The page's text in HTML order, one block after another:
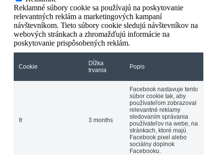
Reklamné súbory cookie sa používajú na poskytovanie
relevantných reklám a marketingových kampaní
návštevníkom. Tieto súbory cookie sledujú návštevníkov na
webových stránkach a zhromažďujú informácie na
poskytovanie prispôsobených reklám.
Cookie
Dĺžka
trvania
Popis
fr 3 months
Facebook nastavuje tento
súbor cookie tak, aby
používateľom zobrazoval
relevantné reklamy
sledovaním správania
používateľov na webe, na
stránkach, ktoré majú
Facebook pixel alebo
sociálny doplnok
Facebooku.